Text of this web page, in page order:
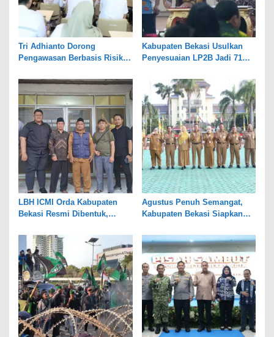
Tri Adhianto Dorong
Pengawasan Berbasis Risiko,
Kelola
Kabupaten Bekasi Usulkan
Penyesuaian LP2B Jadi 71
Industri dan Pertanian
LBH ICMI Orda Kabupaten
Bekasi Resmi Dibentuk,
Pendampingan Hukum
Agustus Penuh Semangat,
Kabupaten Bekasi Siapkan
Hari Besar